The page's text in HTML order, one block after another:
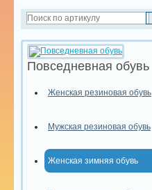
Повседневная обувь
Женская резиновая обувь
Мужская резиновая обувь
Женская зимняя обувь